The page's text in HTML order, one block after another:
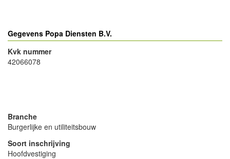
Gegevens Popa Diensten B.V.
Kvk nummer
42066078
Branche
Burgerlijke en utiliteitsbouw
Soort inschrijving
Hoofdvestiging